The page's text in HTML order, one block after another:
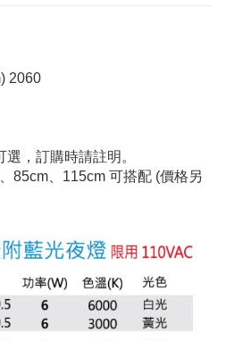
2060
，訂購時請註明。
85cm、115cm 可搭配 (價格另